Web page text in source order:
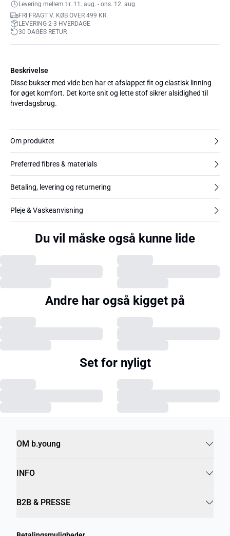
Levering mellem tir. 11. aug. - ons. 12. aug.
FRI FRAGT V. KØB OVER 499 KR.
LEVERING 2-3 HVERDAGE
30 DAGES RETUR
Beskrivelse
Disse bukser med vide ben har et afslappet fit og elastisk linning
for øget komfort. Det korte snit og lette stof sikrer alsidighed til
hverdagsbrug.
Om produktet
Preferred fibres & materials
Betaling, levering og returnering
Pleje & Vaskeanvisning
Du vil måske også kunne lide
Andre har også kigget på
Set for nyligt
OM b.young
INFO
B2B & PRESSE